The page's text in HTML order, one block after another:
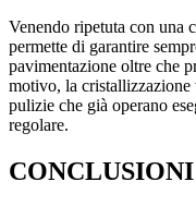
Venendo ripetuta con una
permette di garantire
pavimentazione oltre che
motivo, la cristallizzazione
pulizie che già operano
regolare.
CONCLUSIONI